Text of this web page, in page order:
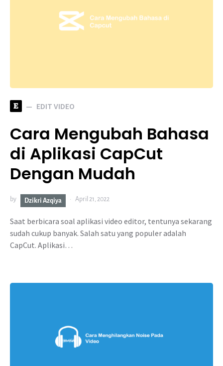
E EDIT VIDEO
Cara Mengubah Bahasa
di Aplikasi CapCut
Dengan Mudah
by Dzikri Azqiya April 21, 2022
Saat berbicara soal aplikasi video editor, tentunya sekarang
sudah cukup banyak. Salah satu yang populer adalah
CapCut. Aplikasi…